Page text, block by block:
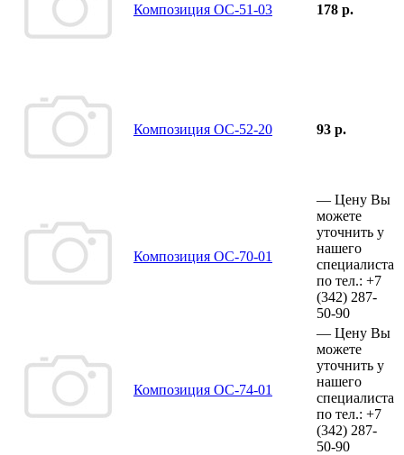
Композиция ОС-51-03 178 р.
Композиция ОС-52-20 93 р.
Композиция ОС-70-01
— Цену Вы
можете
уточнить у
нашего
специалиста
по тел.: +7
(342) 287-
50-90
Композиция ОС-74-01
— Цену Вы
можете
уточнить у
нашего
специалиста
по тел.: +7
(342) 287-
50-90